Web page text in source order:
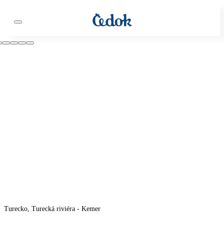
Turecko, Turecká riviéra - Kemer